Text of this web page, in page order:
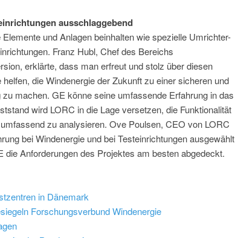
ausschlaggebend
und Anlagen beinhalten wie spezielle Umrichter-
Franz Hubl, Chef des Bereichs
erklärte, dass man erfreut und stolz über diesen
die Windenergie der Zukunft zu einer sicheren und
machen. GE könne seine umfassende Erfahrung in das
wird LORC in die Lage versetzen, die Funktionalität
zu analysieren. Ove Poulsen, CEO von LORC
bei Windenergie und bei Testeinrichtungen ausgewählt
die Anforderungen des Projektes am besten abgedeckt.
in Dänemark
Forschungsverbund Windenergie